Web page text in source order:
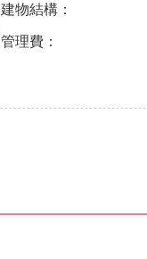
建物結構：
管理費：